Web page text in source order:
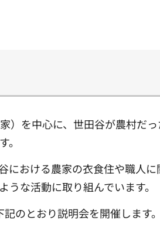
）を中心に、世田谷が農村だ
における農家の衣食住や職人
な活動に取り組んでいます。
のとおり説明会を開催します。